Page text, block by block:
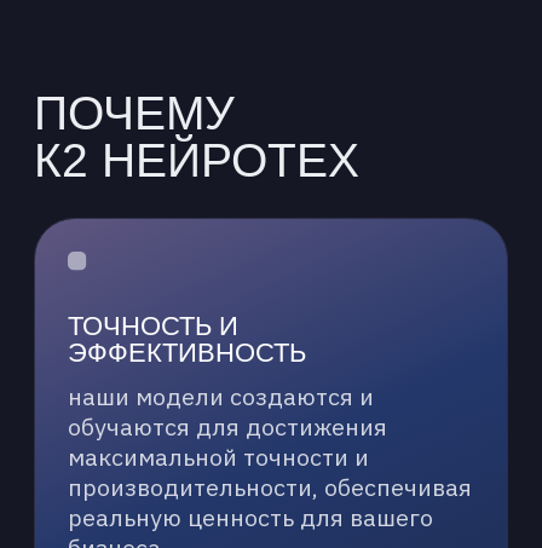
Поддержка и развитие
Интеграция и развертывание
Обучение, валидация
и оптимизация